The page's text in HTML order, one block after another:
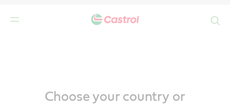
Choose your country or